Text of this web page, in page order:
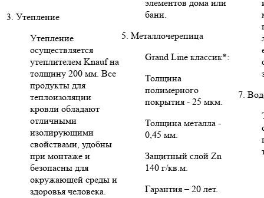
3. Утепление
Утепление
осуществляется
утеплителем Knauf на
толщину 200 мм. Все
продукты для
теплоизоляции
кровли обладают
отличными
изолирующими
свойствами, удобны
при монтаже и
безопасны для
окружающей среды и
здоровья человека.
элементов дома или
бани.
5. Металлочерепица
Grand Line классик*:
Толщина
полимерного
покрытия - 25 мкм.
Толщина металла -
0,45 мм.
Защитный слой Zn
140 г/кв.м.
Гарантия – 20 лет.
7.